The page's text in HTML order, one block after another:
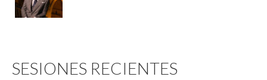
SESIONES RECIENTES